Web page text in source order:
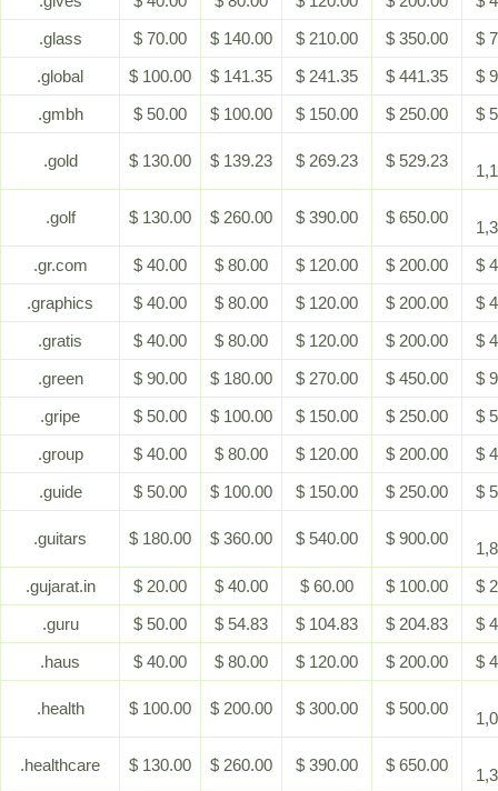
.glass
$ 70.00 $ 140.00 $ 210.00 $ 350.00
$
.global
$ 100.00 $ 141.35 $ 241.35 $ 441.35
$
.gmbh
$ 50.00 $ 100.00 $ 150.00 $ 250.00 $
.gold $ 130.00 $ 139.23 $ 269.23 $ 529.23
.golf $ 130.00 $ 260.00 $ 390.00 $ 650.00
.gr.com
$ 40.00 $ 80.00 $ 120.00 $ 200.00
$
.graphics
$ 40.00 $ 80.00 $ 120.00 $ 200.00
$
.gratis
$ 40.00 $ 80.00 $ 120.00 $ 200.00
$
.green
$ 90.00 $ 180.00 $ 270.00 $ 450.00
$
.gripe
$ 50.00 $ 100.00 $ 150.00 $ 250.00
$
.group
$ 40.00 $ 80.00 $ 120.00 $ 200.00
$
.guide
$ 50.00 $ 100.00 $ 150.00 $ 250.00 $
.guitars $ 180.00 $ 360.00 $ 540.00 $ 900.00
.gujarat.in
$ 20.00 $ 40.00 $ 60.00 $ 100.00
$
.guru
$ 50.00 $ 54.83 $ 104.83 $ 204.83
$
.haus
$ 40.00 $ 80.00 $ 120.00 $ 200.00 $
.health $ 100.00 $ 200.00 $ 300.00 $ 500.00
.healthcare $ 130.00 $ 260.00 $ 390.00 $ 650.00